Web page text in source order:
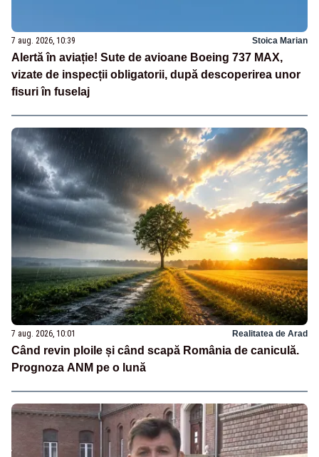
7 aug. 2026, 10:39 Stoica Marian
Alertă în aviație! Sute de avioane Boeing 737 MAX,
vizate de inspecții obligatorii, după descoperirea unor
fisuri în fuselaj
7 aug. 2026, 10:01 Realitatea de Arad
Când revin ploile și când scapă România de caniculă.
Prognoza ANM pe o lună